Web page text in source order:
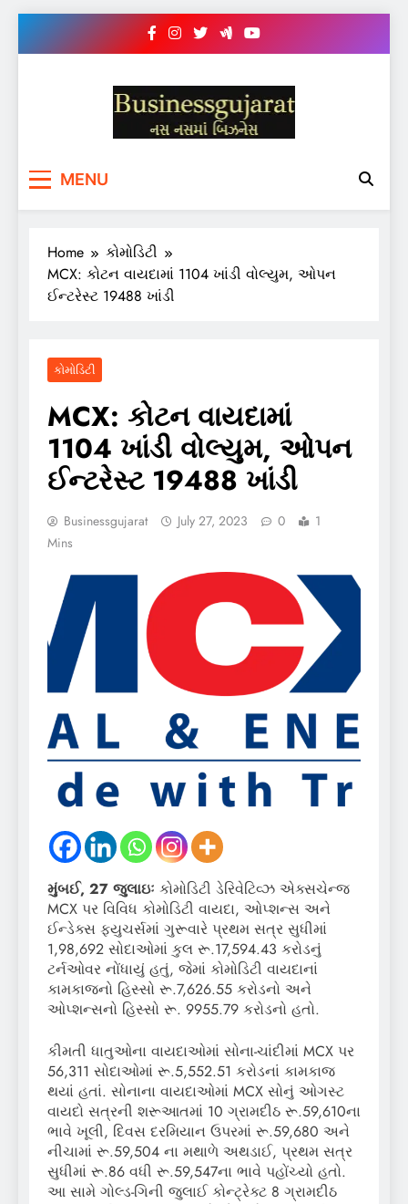
BUSINESS GUJARAT
MENU
Home
કોમોડિટી
MCX: કોટન વાયદામાં 1104 ખાંડી વોલ્યુમ, ઓપન
ઈન્ટરેસ્ટ 19488 ખાંડી
કોમોડિટી
MCX: કોટન વાયદામાં
1104 ખાંડી વોલ્યુમ, ઓપન
ઈન્ટરેસ્ટ 19488 ખાંડી
Businessgujarat July 27, 2023 0
1
Mins
મુંબઈ, 27 જુલાઇઃ કોમોડિટી ડેરિવેટિવ્ઝ એક્સચેન્જ
MCX પર વિવિધ કોમોડિટી વાયદા, ઓપ્શન્સ અને
ઈન્ડેક્સ ફ્યુચર્સમાં ગુરૂવારે પ્રથમ સત્ર સુધીમાં
1,98,692 સોદાઓમાં કુલ રૂ.17,594.43 કરોડનું
ટર્નઓવર નોંધાયું હતું, જેમાં કોમોડિટી વાયદાનાં
કામકાજનો હિસ્સો રૂ.7,626.55 કરોડનો અને
ઓપ્શન્સનો હિસ્સો રૂ. 9955.79 કરોડનો હતો.
કીમતી ધાતુઓના વાયદાઓમાં સોના-ચાંદીમાં MCX પર
56,311 સોદાઓમાં રૂ.5,552.51 કરોડનાં કામકાજ
થયાં હતાં. સોનાના વાયદાઓમાં MCX સોનું ઓગસ્ટ
વાયદો સત્રની શરૂઆતમાં 10 ગ્રામદીઠ રૂ.59,610ના
ભાવે ખૂલી, દિવસ દરમિયાન ઉપરમાં રૂ.59,680 અને
નીચામાં રૂ.59,504 ના મથાળે અથડાઈ, પ્રથમ સત્ર
સુધીમાં રૂ.86 વધી રૂ.59,547ના ભાવે પહોંચ્યો હતો.
આ સામે ગોલ્ડ-ગિની જુલાઈ કોન્ટ્રેક્ટ 8 ગ્રામદીઠ